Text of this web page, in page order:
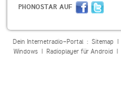
PHONOSTAR AUF
Dein Internetradio-Portal : Sitemap|
Windows| Radioplayer für Android|